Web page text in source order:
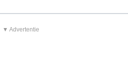
▼ Advertentie